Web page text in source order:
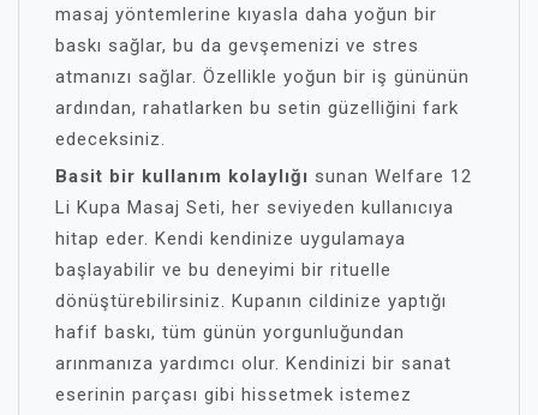
masaj yöntemlerine kıyasla daha yoğun bir
baskı sağlar, bu da gevşemenizi ve stres
atmanızı sağlar. Özellikle yoğun bir iş gününün
ardından, rahatlarken bu setin güzelliğini fark
edeceksiniz.
Basit bir kullanım kolaylığı sunan Welfare 12
Li Kupa Masaj Seti, her seviyeden kullanıcıya
hitap eder. Kendi kendinize uygulamaya
başlayabilir ve bu deneyimi bir rituelle
dönüştürebilirsiniz. Kupanın cildinize yaptığı
hafif baskı, tüm günün yorgunluğundan
arınmanıza yardımcı olur. Kendinizi bir sanat
eserinin parçası gibi hissetmek istemez